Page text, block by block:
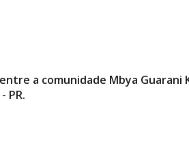
a comunidade Mbya
PR.